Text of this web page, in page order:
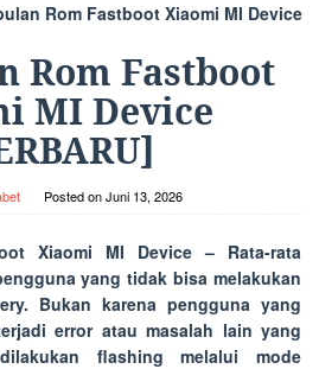
Rom Fastboot Xiaomi MI Device
Rom Fastboot
MI Device
Posted onJuni 13, 2026
Xiaomi MI Device – Rata-rata
yang tidak bisa melakukan
Bukan karena pengguna yang
error atau masalah lain yang
flashing melalui mode